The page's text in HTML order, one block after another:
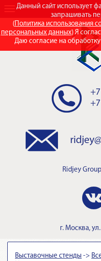
Данный сайт использует
запрашивать
(Политика использования
персональных данных) Я
Даю согласие на
Ridjey Group
г. Москва,
Выставочные стенды ->